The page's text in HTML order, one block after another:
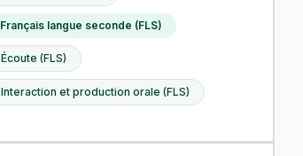
Français langue seconde (FLS)
Écoute (FLS)
Interaction et production orale (FLS)